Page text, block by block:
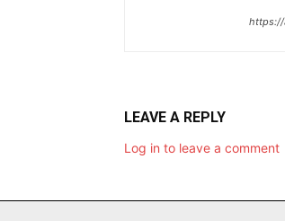
https://
LEAVE A REPLY
Log in to leave a comment